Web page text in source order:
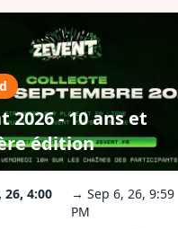
2026 - 10 ans et
édition
26, 4:00
→ Sep 6, 26, 9:59
PM